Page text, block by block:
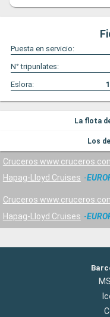
Puesta en servicio:
N° tripunlates:
Eslora:
La flota
Los
Cruceros
Hapag-Lloyd Cruises
Cruceros
Hapag-Lloyd Cruises